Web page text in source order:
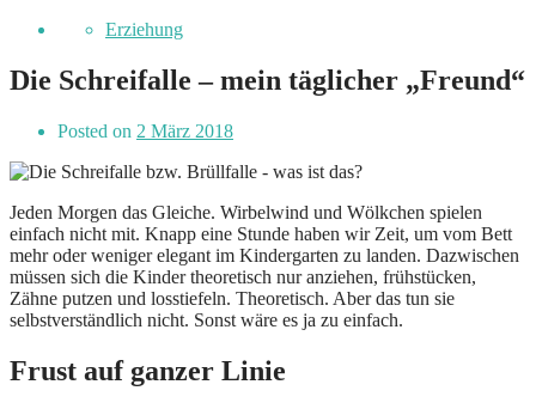
Erziehung
Die Schreifalle – mein täglicher „Freund“
Posted on 2 März 2018
Jeden Morgen das Gleiche. Wirbelwind und Wölkchen spielen
einfach nicht mit. Knapp eine Stunde haben wir Zeit, um vom Bett
mehr oder weniger elegant im Kindergarten zu landen. Dazwischen
müssen sich die Kinder theoretisch nur anziehen, frühstücken,
Zähne putzen und losstiefeln. Theoretisch. Aber das tun sie
selbstverständlich nicht. Sonst wäre es ja zu einfach.
Frust auf ganzer Linie